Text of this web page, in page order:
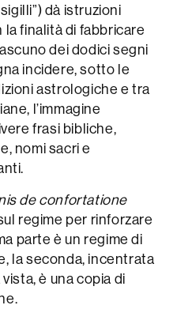
dà istruzioni
finalità di fabbricare
dei dodici segni
incidere, sotto le
astrologiche e tra
l’immagine
frasi bibliche,
nomi sacri e
de confortatione
regime per rinforzare
parte è un regime di
la seconda, incentrata
è una copia di